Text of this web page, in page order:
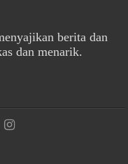
berita dan
dan menarik.